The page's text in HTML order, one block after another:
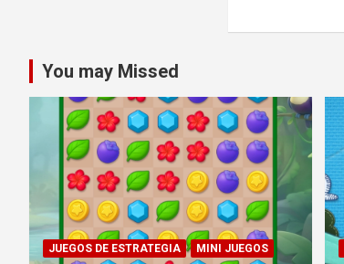
You may Missed
JUEGOS DE ESTRATEGIA MINI JUEGOS